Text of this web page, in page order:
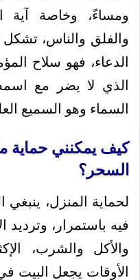
ومساءً، وخاصة آية
والفلق والناس، تشكل
الدعاء، فهو سلاح
الذي لا يضر مع
السماء وهو السميع
كيف يمكنني حماية
السحر؟
لحماية المنزل،
فيه باستمرار، وترديد
والأكل والشرب،
الأوقات يجعل البيت